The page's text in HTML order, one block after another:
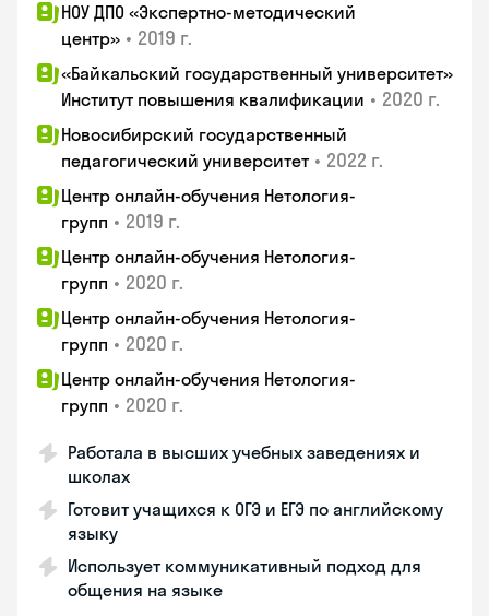
НОУ ДПО «Экспертно-методический
центр» • 2019 г.
«Байкальский государственный университет»
Институт повышения квалификации • 2020 г.
Новосибирский государственный
педагогический университет • 2022 г.
Центр онлайн-обучения Нетология-
групп • 2019 г.
Центр онлайн-обучения Нетология-
групп • 2020 г.
Центр онлайн-обучения Нетология-
групп • 2020 г.
Центр онлайн-обучения Нетология-
групп • 2020 г.
Работала в высших учебных заведениях и
школах
Готовит учащихся к ОГЭ и ЕГЭ по английскому
языку
Использует коммуникативный подход для
общения на языке